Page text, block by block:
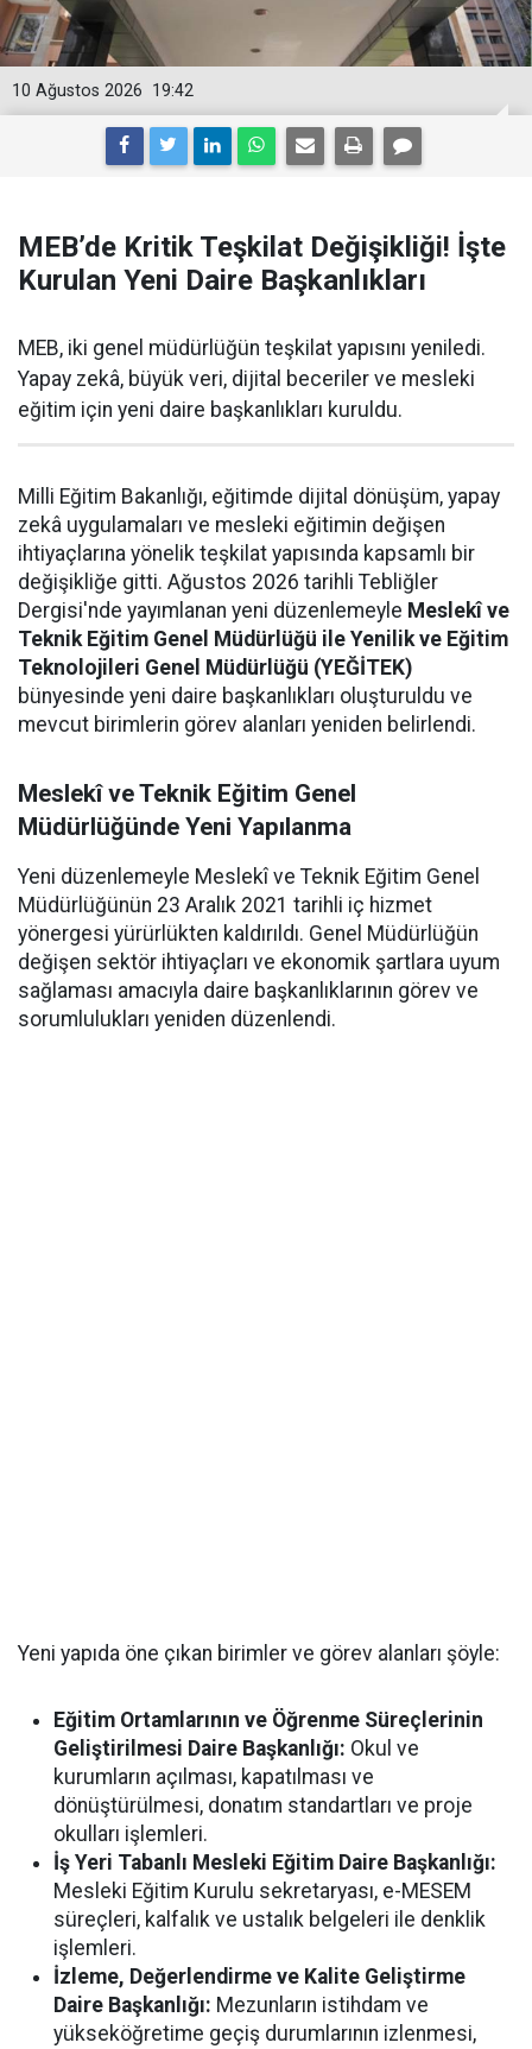
19:42
10 Ağustos 2026
MEB’de Kritik Teşkilat Değişikliği! İşte
Kurulan Yeni Daire Başkanlıkları
MEB, iki genel müdürlüğün teşkilat yapısını yeniledi.
Yapay zekâ, büyük veri, dijital beceriler ve mesleki
eğitim için yeni daire başkanlıkları kuruldu.
Milli Eğitim Bakanlığı, eğitimde dijital dönüşüm, yapay
zekâ uygulamaları ve mesleki eğitimin değişen
ihtiyaçlarına yönelik teşkilat yapısında kapsamlı bir
değişikliğe gitti. Ağustos 2026 tarihli Tebliğler
Dergisi'nde yayımlanan yeni düzenlemeyle Meslekî ve
Teknik Eğitim Genel Müdürlüğü ile Yenilik ve Eğitim
Teknolojileri Genel Müdürlüğü (YEĞİTEK)
bünyesinde yeni daire başkanlıkları oluşturuldu ve
mevcut birimlerin görev alanları yeniden belirlendi.
Meslekî ve Teknik Eğitim Genel
Müdürlüğünde Yeni Yapılanma
Yeni düzenlemeyle Meslekî ve Teknik Eğitim Genel
Müdürlüğünün 23 Aralık 2021 tarihli iç hizmet
yönergesi yürürlükten kaldırıldı. Genel Müdürlüğün
değişen sektör ihtiyaçları ve ekonomik şartlara uyum
sağlaması amacıyla daire başkanlıklarının görev ve
sorumlulukları yeniden düzenlendi.
Yeni yapıda öne çıkan birimler ve görev alanları şöyle:
Eğitim Ortamlarının ve Öğrenme Süreçlerinin
Geliştirilmesi Daire Başkanlığı: Okul ve
kurumların açılması, kapatılması ve
dönüştürülmesi, donatım standartları ve proje
okulları işlemleri.
İş Yeri Tabanlı Mesleki Eğitim Daire Başkanlığı:
Mesleki Eğitim Kurulu sekretaryası, e-MESEM
süreçleri, kalfalık ve ustalık belgeleri ile denklik
işlemleri.
İzleme, Değerlendirme ve Kalite Geliştirme
Daire Başkanlığı: Mezunların istihdam ve
yükseköğretime geçiş durumlarının izlenmesi,